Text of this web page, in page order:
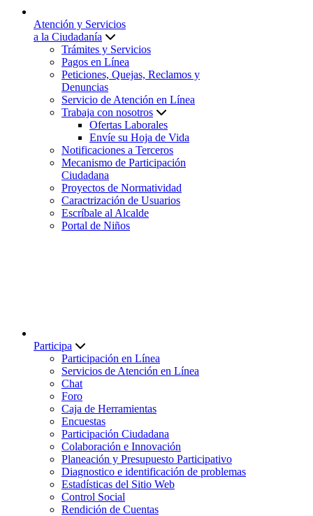
Atención y Servicios
a la Ciudadanía
Trámites y Servicios
Pagos en Línea
Peticiones, Quejas, Reclamos y
Denuncias
Servicio de Atención en Línea
Trabaja con nosotros
Ofertas Laborales
Envíe su Hoja de Vida
Notificaciones a Terceros
Mecanismo de Participación
Ciudadana
Proyectos de Normatividad
Caractrización de Usuarios
Escríbale al Alcalde
Portal de Niños
Participa
Participación en Línea
Servicios de Atención en Línea
Chat
Foro
Caja de Herramientas
Encuestas
Participación Ciudadana
Colaboración e Innovación
Planeación y Presupuesto Participativo
Diagnostico e identificación de problemas
Estadísticas del Sitio Web
Control Social
Rendición de Cuentas